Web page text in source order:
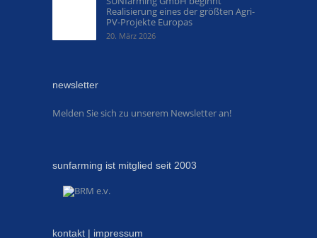
Realisierung eines der größten Agri-
PV-Projekte Europas
20. März 2026
newsletter
Melden Sie sich zu unserem Newsletter an!
sunfarming ist mitglied seit 2003
kontakt | impressum